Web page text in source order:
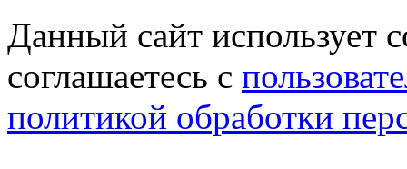
Данный сайт использует
соглашаетесь с
политикой обработки